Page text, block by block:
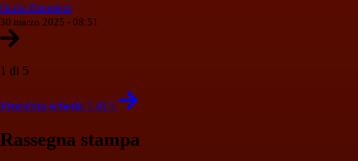
Giulia Benedetti
30 marzo 2025 - 08:51
1 di 5
Prossima scheda 1 di 5
Rassegna stampa